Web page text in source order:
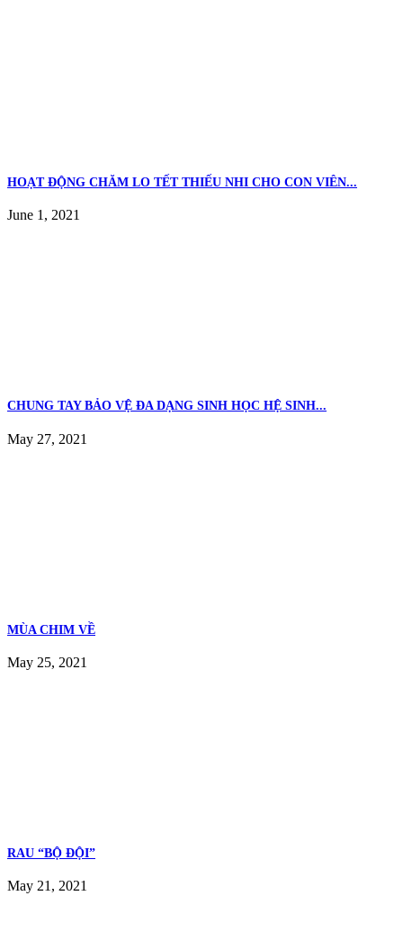
HOẠT ĐỘNG CHĂM LO TẾT THIẾU NHI CHO CON VIÊN...
June 1, 2021
CHUNG TAY BẢO VỆ ĐA DẠNG SINH HỌC HỆ SINH...
May 27, 2021
MÙA CHIM VỀ
May 25, 2021
RAU “BỘ ĐỘI”
May 21, 2021